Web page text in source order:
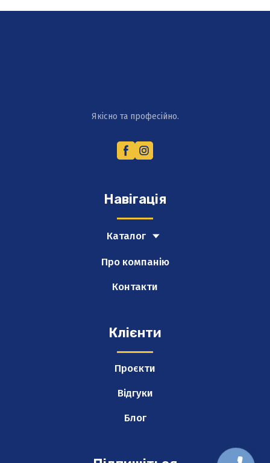
Якісно та професійно.
Навігація
Каталог
Про компанію
Контакти
Клієнти
Проєкти
Відгуки
Блог